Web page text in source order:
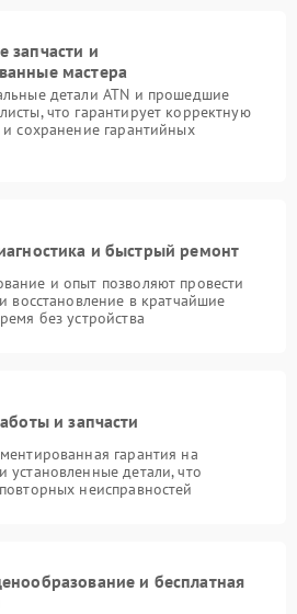
запчасти и
мастера
детали ATN и прошедшие
что гарантирует корректную
сохранение гарантийных
и быстрый ремонт
и опыт позволяют провести
восстановление в кратчайшие
без устройства
и запчасти
гарантия на
детали, что
неисправностей
и бесплатная